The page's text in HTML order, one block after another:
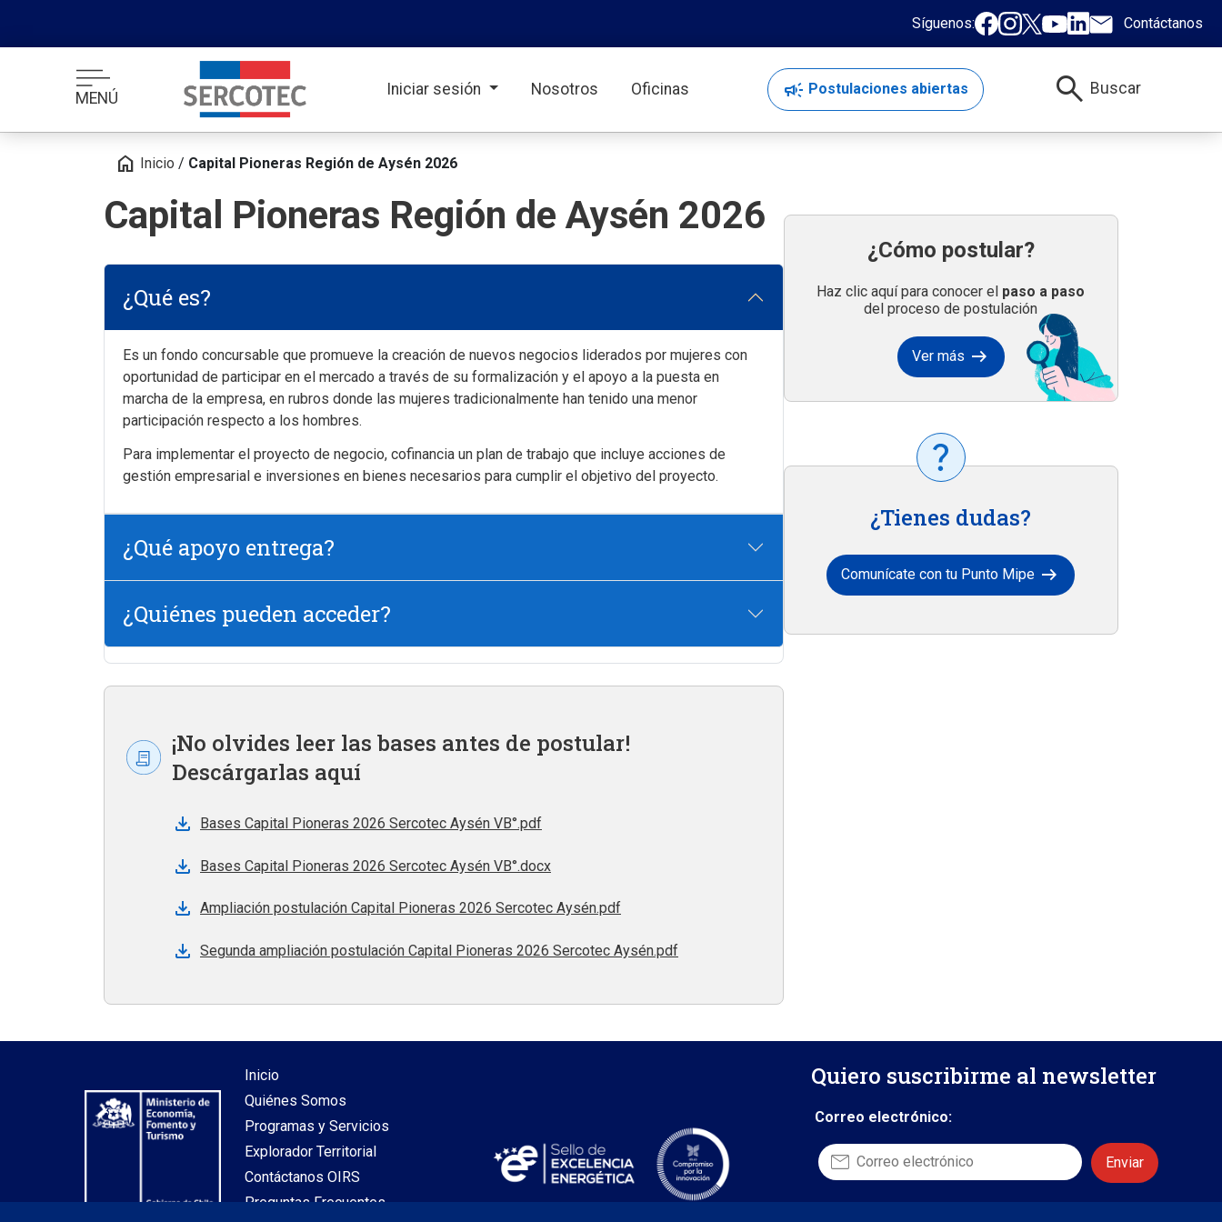
Síguenos: Contáctanos
MENÚ Iniciar sesión Nosotros Oficinas campaign Postulaciones abiertas search Buscar
home Inicio / Capital Pioneras Región de Aysén 2026
Capital Pioneras Región de Aysén 2026
¿Qué es?
Es un fondo concursable que promueve la creación de nuevos negocios liderados por mujeres con
oportunidad de participar en el mercado a través de su formalización y el apoyo a la puesta en
marcha de la empresa, en rubros donde las mujeres tradicionalmente han tenido una menor
participación respecto a los hombres.
Para implementar el proyecto de negocio, cofinancia un plan de trabajo que incluye acciones de
gestión empresarial e inversiones en bienes necesarios para cumplir el objetivo del proyecto.
¿Qué apoyo entrega?
¿Quiénes pueden acceder?
¡No olvides leer las bases antes de postular!
Descárgarlas aquí
Bases Capital Pioneras 2026 Sercotec Aysén VB°.pdf
Bases Capital Pioneras 2026 Sercotec Aysén VB°.docx
Ampliación postulación Capital Pioneras 2026 Sercotec Aysén.pdf
Segunda ampliación postulación Capital Pioneras 2026 Sercotec Aysén.pdf
¿Cómo postular?
Haz clic aquí para conocer el paso a paso
del proceso de postulación
Ver más arrow_right_alt
¿Tienes dudas?
Comunícate con tu Punto Mipe arrow_right_alt
Inicio
Quiénes Somos
Programas y Servicios
Explorador Territorial
Contáctanos OIRS
Preguntas Frecuentes
Quiero suscribirme al newsletter
Correo electrónico: